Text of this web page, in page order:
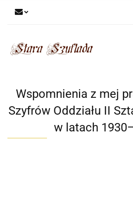
Wspomnienia z mej
Szyfrów Oddziału II
w latach